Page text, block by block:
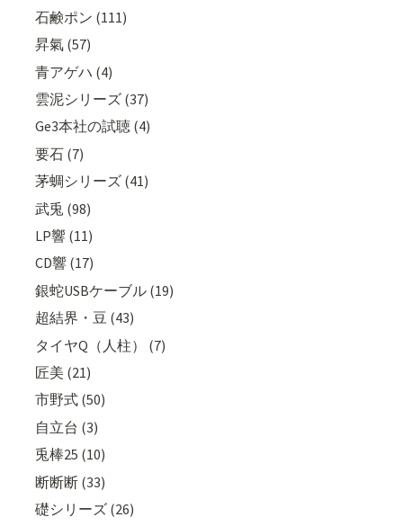
石鹸ポン (111)
昇氣 (57)
青アゲハ (4)
雲泥シリーズ (37)
Ge3本社の試聴 (4)
要石 (7)
茅蜩シリーズ (41)
武兎 (98)
LP響 (11)
CD響 (17)
銀蛇USBケーブル (19)
超結界・豆 (43)
タイヤQ（人柱） (7)
匠美 (21)
市野式 (50)
自立台 (3)
兎棒25 (10)
断断断 (33)
礎シリーズ (26)